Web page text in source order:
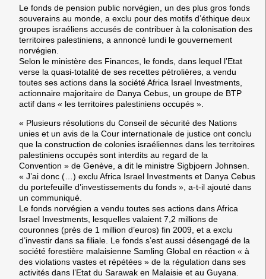
Le fonds de pension public norvégien, un des plus gros fonds
souverains au monde, a exclu pour des motifs d’éthique deux
groupes israéliens accusés de contribuer à la colonisation des
territoires palestiniens, a annoncé lundi le gouvernement
norvégien.
Selon le ministère des Finances, le fonds, dans lequel l’Etat
verse la quasi-totalité de ses recettes pétrolières, a vendu
toutes ses actions dans la société Africa Israel Investments,
actionnaire majoritaire de Danya Cebus, un groupe de BTP
actif dans « les territoires palestiniens occupés ».
« Plusieurs résolutions du Conseil de sécurité des Nations
unies et un avis de la Cour internationale de justice ont conclu
que la construction de colonies israéliennes dans les territoires
palestiniens occupés sont interdits au regard de la
Convention » de Genève, a dit le ministre Sigbjoern Johnsen.
« J’ai donc (…) exclu Africa Israel Investments et Danya Cebus
du portefeuille d’investissements du fonds », a-t-il ajouté dans
un communiqué.
Le fonds norvégien a vendu toutes ses actions dans Africa
Israel Investments, lesquelles valaient 7,2 millions de
couronnes (près de 1 million d’euros) fin 2009, et a exclu
d’investir dans sa filiale. Le fonds s’est aussi désengagé de la
société forestière malaisienne Samling Global en réaction « à
des violations vastes et répétées » de la régulation dans ses
activités dans l’Etat du Sarawak en Malaisie et au Guyana.